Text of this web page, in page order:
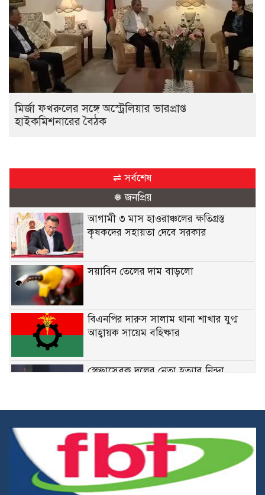
মির্জা ফখরুলের সঙ্গে অস্ট্রেলিয়ার ভারপ্রাপ্ত
হাইকমিশনারের বৈঠক
⇌ সর্বশেষ
❅ জনপ্রিয়
আগামী ৩ মাস হাওরাঞ্চলের ক্ষতিগ্রস্ত
কৃষকদের সহায়তা দেবে সরকার
সয়াবিন তেলের দাম বাড়লো
বিএনপির দারুস সালাম থানা শাখার যুগ্ম
আহ্বায়ক সায়েম বহিষ্কার
স্বেচ্ছাসেবক দলের নেতা হত্যার নিন্দা
নির্দিষ্ট ফেডারেল চাকরিতে ডিগ্রির
বাধ্যবাধকতা তুলে দিতে চান কমলা
কারিগরি শিক্ষার্থীদের উপবৃত্তির জন্য ব্লকড